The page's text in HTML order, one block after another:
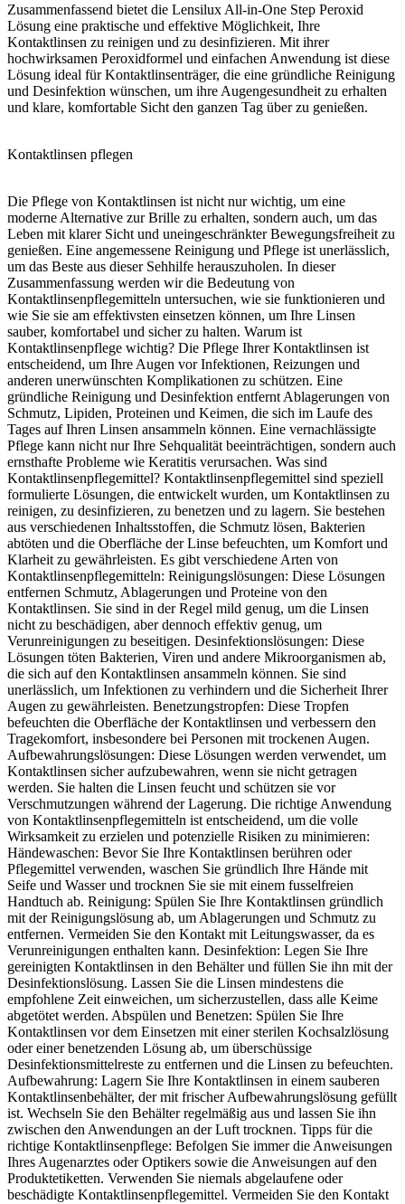
Zusammenfassend bietet die Lensilux All-in-One Step Peroxid
Lösung eine praktische und effektive Möglichkeit, Ihre
Kontaktlinsen zu reinigen und zu desinfizieren. Mit ihrer
hochwirksamen Peroxidformel und einfachen Anwendung ist diese
Lösung ideal für Kontaktlinsenträger, die eine gründliche Reinigung
und Desinfektion wünschen, um ihre Augengesundheit zu erhalten
und klare, komfortable Sicht den ganzen Tag über zu genießen.
Kontaktlinsen pflegen
Die Pflege von Kontaktlinsen ist nicht nur wichtig, um eine
moderne Alternative zur Brille zu erhalten, sondern auch, um das
Leben mit klarer Sicht und uneingeschränkter Bewegungsfreiheit zu
genießen. Eine angemessene Reinigung und Pflege ist unerlässlich,
um das Beste aus dieser Sehhilfe herauszuholen. In dieser
Zusammenfassung werden wir die Bedeutung von
Kontaktlinsenpflegemitteln untersuchen, wie sie funktionieren und
wie Sie sie am effektivsten einsetzen können, um Ihre Linsen
sauber, komfortabel und sicher zu halten. Warum ist
Kontaktlinsenpflege wichtig? Die Pflege Ihrer Kontaktlinsen ist
entscheidend, um Ihre Augen vor Infektionen, Reizungen und
anderen unerwünschten Komplikationen zu schützen. Eine
gründliche Reinigung und Desinfektion entfernt Ablagerungen von
Schmutz, Lipiden, Proteinen und Keimen, die sich im Laufe des
Tages auf Ihren Linsen ansammeln können. Eine vernachlässigte
Pflege kann nicht nur Ihre Sehqualität beeinträchtigen, sondern auch
ernsthafte Probleme wie Keratitis verursachen. Was sind
Kontaktlinsenpflegemittel? Kontaktlinsenpflegemittel sind speziell
formulierte Lösungen, die entwickelt wurden, um Kontaktlinsen zu
reinigen, zu desinfizieren, zu benetzen und zu lagern. Sie bestehen
aus verschiedenen Inhaltsstoffen, die Schmutz lösen, Bakterien
abtöten und die Oberfläche der Linse befeuchten, um Komfort und
Klarheit zu gewährleisten. Es gibt verschiedene Arten von
Kontaktlinsenpflegemitteln: Reinigungslösungen: Diese Lösungen
entfernen Schmutz, Ablagerungen und Proteine von den
Kontaktlinsen. Sie sind in der Regel mild genug, um die Linsen
nicht zu beschädigen, aber dennoch effektiv genug, um
Verunreinigungen zu beseitigen. Desinfektionslösungen: Diese
Lösungen töten Bakterien, Viren und andere Mikroorganismen ab,
die sich auf den Kontaktlinsen ansammeln können. Sie sind
unerlässlich, um Infektionen zu verhindern und die Sicherheit Ihrer
Augen zu gewährleisten. Benetzungstropfen: Diese Tropfen
befeuchten die Oberfläche der Kontaktlinsen und verbessern den
Tragekomfort, insbesondere bei Personen mit trockenen Augen.
Aufbewahrungslösungen: Diese Lösungen werden verwendet, um
Kontaktlinsen sicher aufzubewahren, wenn sie nicht getragen
werden. Sie halten die Linsen feucht und schützen sie vor
Verschmutzungen während der Lagerung. Die richtige Anwendung
von Kontaktlinsenpflegemitteln ist entscheidend, um die volle
Wirksamkeit zu erzielen und potenzielle Risiken zu minimieren:
Händewaschen: Bevor Sie Ihre Kontaktlinsen berühren oder
Pflegemittel verwenden, waschen Sie gründlich Ihre Hände mit
Seife und Wasser und trocknen Sie sie mit einem fusselfreien
Handtuch ab. Reinigung: Spülen Sie Ihre Kontaktlinsen gründlich
mit der Reinigungslösung ab, um Ablagerungen und Schmutz zu
entfernen. Vermeiden Sie den Kontakt mit Leitungswasser, da es
Verunreinigungen enthalten kann. Desinfektion: Legen Sie Ihre
gereinigten Kontaktlinsen in den Behälter und füllen Sie ihn mit der
Desinfektionslösung. Lassen Sie die Linsen mindestens die
empfohlene Zeit einweichen, um sicherzustellen, dass alle Keime
abgetötet werden. Abspülen und Benetzen: Spülen Sie Ihre
Kontaktlinsen vor dem Einsetzen mit einer sterilen Kochsalzlösung
oder einer benetzenden Lösung ab, um überschüssige
Desinfektionsmittelreste zu entfernen und die Linsen zu befeuchten.
Aufbewahrung: Lagern Sie Ihre Kontaktlinsen in einem sauberen
Kontaktlinsenbehälter, der mit frischer Aufbewahrungslösung gefüllt
ist. Wechseln Sie den Behälter regelmäßig aus und lassen Sie ihn
zwischen den Anwendungen an der Luft trocknen. Tipps für die
richtige Kontaktlinsenpflege: Befolgen Sie immer die Anweisungen
Ihres Augenarztes oder Optikers sowie die Anweisungen auf den
Produktetiketten. Verwenden Sie niemals abgelaufene oder
beschädigte Kontaktlinsenpflegemittel. Vermeiden Sie den Kontakt